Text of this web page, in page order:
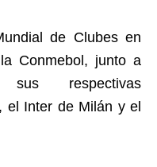
de Clubes en
Conmebol, junto a
respectivas
el Inter de Milán y el